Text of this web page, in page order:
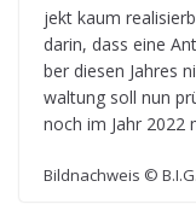
jekt kaum
darin, dass eine
ber die­sen Jah­res
wal­tung soll nun
noch im Jahr 2022
Bild­nach­weis ©